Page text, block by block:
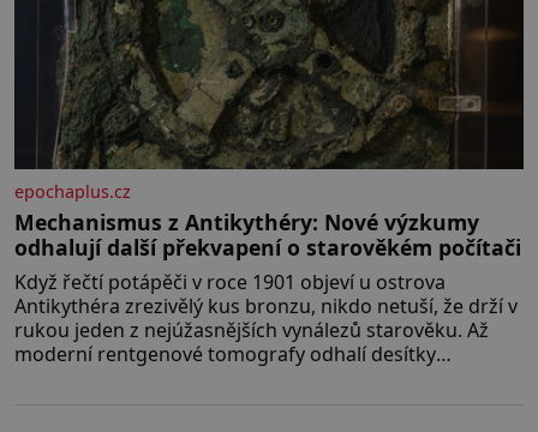
epochaplus.cz
Mechanismus z Antikythéry: Nové výzkumy
odhalují další překvapení o starověkém počítači
Když řečtí potápěči v roce 1901 objeví u ostrova
Antikythéra zrezivělý kus bronzu, nikdo netuší, že drží v
rukou jeden z nejúžasnějších vynálezů starověku. Až
moderní rentgenové tomografy odhalí desítky